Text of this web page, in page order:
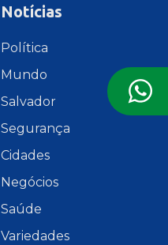
Notícias
Política
Mundo
Salvador
Segurança
Cidades
Negócios
Saúde
Variedades